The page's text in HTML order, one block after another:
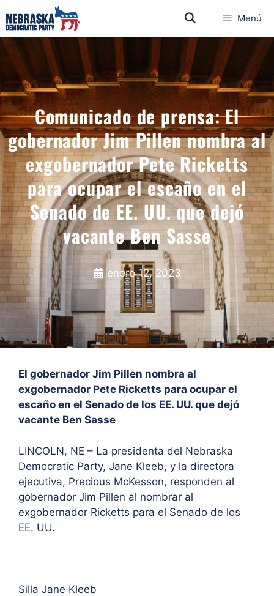
Menú
Comunicado de prensa: El
gobernador Jim Pillen nombra al
exgobernador Pete Ricketts
para ocupar el escaño en el
Senado de EE. UU. que dejó
vacante Ben Sasse
enero 12, 2023
El gobernador Jim Pillen nombra al
exgobernador Pete Ricketts para ocupar el
escaño en el Senado de los EE. UU. que dejó
vacante Ben Sasse
LINCOLN, NE – La presidenta del Nebraska
Democratic Party, Jane Kleeb, y la directora
ejecutiva, Precious McKesson, responden al
gobernador Jim Pillen al nombrar al
exgobernador Ricketts para el Senado de los
EE. UU.
Silla Jane Kleeb